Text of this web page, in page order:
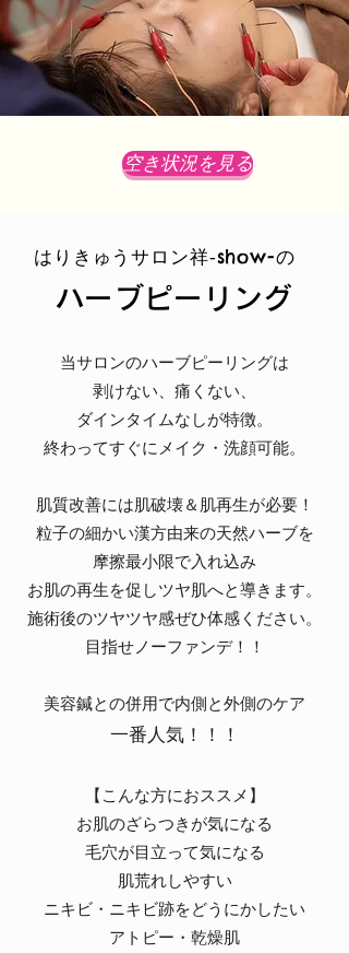
空き状況を見る
はりきゅうサロン祥‐show-の
​ハーブピーリング
当サロ ンのハーブピーリングは
剥けない、痛くない、
ダインタイムなしが特徴。
終わってすぐにメイク・洗顔可能。
肌質改善には肌破壊＆肌再生が必要！
粒子の細かい漢方由来の天然ハーブを
摩擦最小限で入れ込み
お肌の再生を促しツヤ肌へと導きます。
施術後のツヤツヤ感ぜひ体感ください。
​目指せノーファンデ！！
​美容鍼との併用で内側と外側のケア
一番人気！！！
【こんな方におススメ】
お肌のざらつきが気になる
毛穴が目立って気になる
肌荒れしやすい
ニキビ・ニキビ跡をどうにかしたい
アトピー・乾燥肌